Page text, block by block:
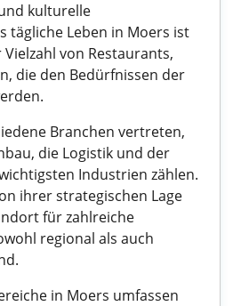
kulturelle
tägliche Leben in Moers ist
von Restaurants,
die den Bedürfnissen der
Branchen vertreten,
die Logistik und der
Industrien zählen.
ihrer strategischen Lage
für zahlreiche
regional als auch
in Moers umfassen